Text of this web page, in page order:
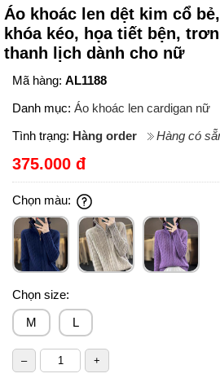
Áo khoác len dệt kim cổ
khóa kéo, họa tiết bện,
thanh lịch dành cho nữ
Mã hàng: AL1188
Danh mục: Áo khoác len cardigan nữ
Tình trạng: Hàng order Hàng có
375.000 đ
Chọn màu:
Chọn size:
M
L